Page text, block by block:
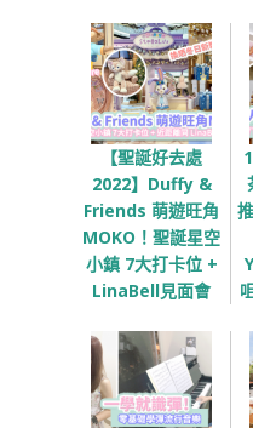
【聖誕好去處
2022】Duffy &
Friends 萌遊旺角
MOKO！聖誕星空
小鎮 7大打卡位 +
LinaBell見面會